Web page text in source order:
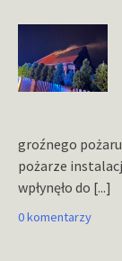
groźnego
pożarze
wpłynęło do [...]
0 komentarzy